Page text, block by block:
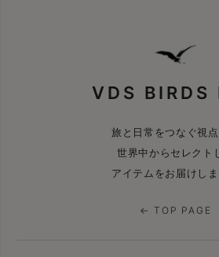
VDS BIRDS
旅と日常をつなぐ視点
世界中からセレクト
アイテムをお届けしま
← TOP PAGE